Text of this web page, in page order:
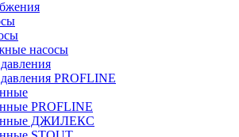
насосы
PROFLINE
PROFLINE
ДЖИЛЕКС